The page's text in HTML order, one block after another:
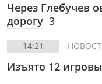
Через Глебучев
дорогу 3
14:21
Изъято 12